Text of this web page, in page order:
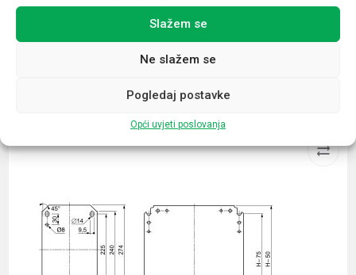
Slažem se
Ne slažem se
Pogledaj postavke
Opći uvjeti poslovanja
Povezani proizvodi